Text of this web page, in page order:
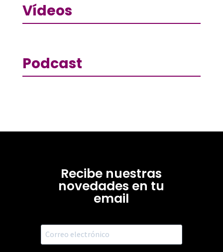
Vídeos
Podcast
Recibe nuestras
novedades en tu
email